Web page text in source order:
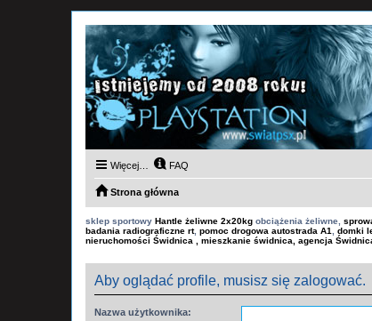
Więcej… FAQ
Strona główna
sklep sportowy Hantle żeliwne 2x20kg obciążenia żeliwne,
badania radiograficzne rt, pomoc drogowa autostrada A1 domki
nieruchomości Świdnica , mieszkanie świdnica, agencja
Aby oglądać profile, musisz się zalogować.
Nazwa użytkownika: